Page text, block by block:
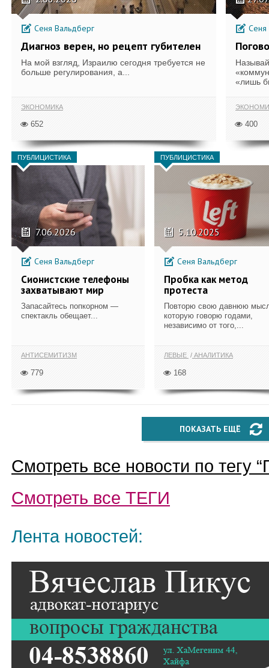
Сеня Вальдберг
Диагноз верен, но рецепт губителен
На мой взгляд, Израилю сегодня требуется не
больше регулирования, а...
ЭКОНОМИКА
652
Сеня
«лишь
400
ПУБЛИЦИСТИКА
7.06.2026
Сеня Вальдберг
Сионистские телефоны
захватывают мир
Запасайтесь попкорном —
спектакль обещает...
АНТИСЕМИТИЗМ
779
ПУБЛИЦИСТИКА
5.10.2025
Сеня Вальдберг
Пробка как метод
протеста
Повторю свою давнюю
которую говорю годами,
независимо от того,...
ЛЕВЫЕ АНАЛИТИКА
168
ПОКАЗАТЬ ЕЩЁ
Смотреть все новости по тегу “
Смотреть все ТЕГИ
Лента новостей: